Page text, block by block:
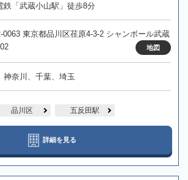
鉄「武蔵小山駅」徒歩8分
0063 東京都品川区荏原4-3-2 シャンボール武蔵
地図
神奈川、千葉、埼玉
品川区 五反田駅
詳細を見る